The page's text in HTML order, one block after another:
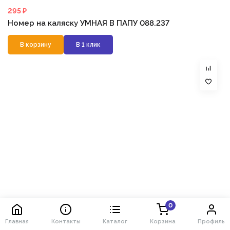
Главная Контакты Каталог
0
Корзина Профиль
295 ₽
Номер на каляску УМНАЯ В ПАПУ 088.237
В корзину В 1 клик